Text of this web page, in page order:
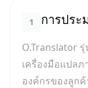
1 การประ
O.Translator
เครื่องมือแปลภ
องค์กรของลูกค้